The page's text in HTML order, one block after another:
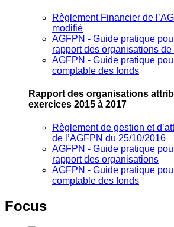
Règlement Financier de
modifié
AGFPN ‐ Guide pratique
rapport des organisations
AGFPN ‐ Guide pratique
comptable des fonds
Rapport des organisations
exercices 2015 à 2017
Règlement de gestion et
de l’AGFPN du 25/10/2016
AGFPN ‐ Guide pratique
rapport des organisations
AGFPN ‐ Guide pratique
comptable des fonds
Focus